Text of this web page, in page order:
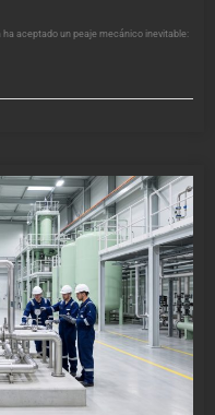
aceptado un peaje mecánico inevitable: